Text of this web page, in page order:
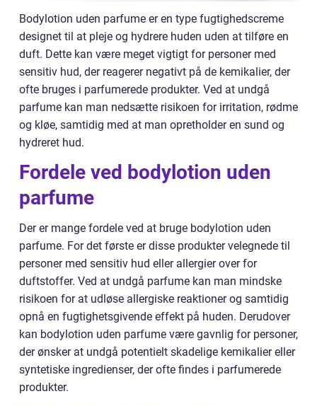
Bodylotion uden parfume er en type fugtighedscreme
designet til at pleje og hydrere huden uden at tilføre en
duft. Dette kan være meget vigtigt for personer med
sensitiv hud, der reagerer negativt på de kemikalier, der
ofte bruges i parfumerede produkter. Ved at undgå
parfume kan man nedsætte risikoen for irritation, rødme
og kløe, samtidig med at man opretholder en sund og
hydreret hud.
Fordele ved bodylotion uden
parfume
Der er mange fordele ved at bruge bodylotion uden
parfume. For det første er disse produkter velegnede til
personer med sensitiv hud eller allergier over for
duftstoffer. Ved at undgå parfume kan man mindske
risikoen for at udløse allergiske reaktioner og samtidig
opnå en fugtighetsgivende effekt på huden. Derudover
kan bodylotion uden parfume være gavnlig for personer,
der ønsker at undgå potentielt skadelige kemikalier eller
syntetiske ingredienser, der ofte findes i parfumerede
produkter.